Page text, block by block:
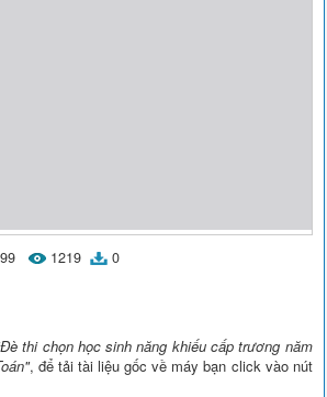
1219 0
thi chọn học sinh năng khiếu cấp trương năm
, để tải tài liệu gốc về máy bạn click vào nút